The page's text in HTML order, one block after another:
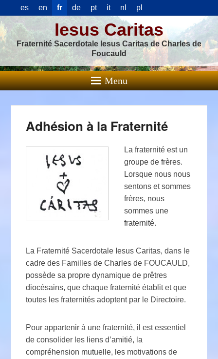
es en fr de pt it nl pl
Iesus Caritas
Fraternité Sacerdotale Iesus Caritas de Charles de
Foucauld
Menu
Adhésion à la Fraternité
La fraternité est un
groupe de frères.
Lorsque nous nous
sentons et sommes
frères, nous
sommes une
fraternité.
La Fraternité Sacerdotale Iesus Caritas, dans le
cadre des Familles de Charles de FOUCAULD,
possède sa propre dynamique de prêtres
diocésains, que chaque fraternité établit et que
toutes les fraternités adoptent par le Directoire.
Pour appartenir à une fraternité, il est essentiel
de consolider les liens d’amitié, la
compréhension mutuelle, les motivations de